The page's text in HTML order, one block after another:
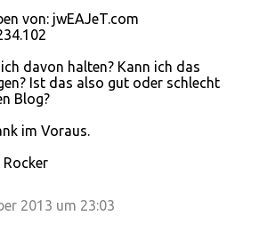
von: jwEAJeT.com
davon halten? Kann ich das
Ist das also gut oder schlecht
Blog?
im Voraus.
Rocker
2013 um 23:03